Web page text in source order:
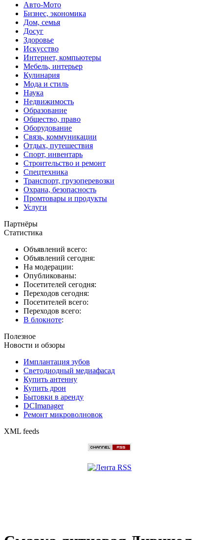
Авто-Мото
Бизнес, экономика
Дом, семья
Досуг
Здоровье
Искусство
Интернет, компьютеры
Мебель, интерьер
Кулинария
Мода и стиль
Наука
Недвижимость
Образование
Общество, право
Оборудование
Связь, коммуникации
Отдых, путешествия
Спорт, инвентарь
Строительство и ремонт
Спецтехника
Транспорт, грузоперевозки
Охрана, безопасность
Промтовары и продукты
Услуги
Партнёры
Статистика
Объявлений всего:
Объявлений сегодня:
На модерации:
Опубликованы:
Посетителей сегодня:
Переходов сегодня:
Посетителей всего:
Переходов всего:
В блокноте:
Полезное
Новости и обзоры
Имплантация зубов
Светодиодный медиафасад
Купить антенну
Купить дрон
Бытовки в аренду
DCImanager
Ремонт микроволновок
XML feeds